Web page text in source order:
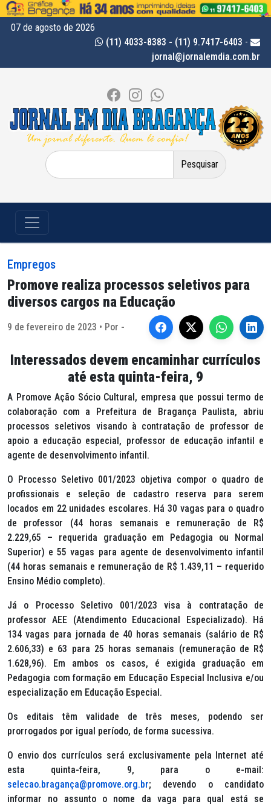
07 de agosto de 2026
(11) 4033-8383 - (11) 9.7417-6403 -
jornal@jornalemdia.com.br
Pesquisar
por:
Empregos
Promove realiza processos seletivos para
diversos cargos na Educação
9 de fevereiro de 2023 • Por -
Interessados devem encaminhar currículos
até esta quinta-feira, 9
A Promove Ação Sócio Cultural, empresa que possui termo de
colaboração com a Prefeitura de Bragança Paulista, abriu
processos seletivos visando à contratação de professor de
apoio a educação especial, professor de educação infantil e
agente de desenvolvimento infantil.
O Processo Seletivo 001/2023 objetiva compor o quadro de
profissionais e seleção de cadastro reserva para serem
locados em 22 unidades escolares. Há 30 vagas para o quadro
de professor (44 horas semanais e remuneração de R$
2.229,65 – requerida graduação em Pedagogia ou Normal
Superior) e 55 vagas para agente de desenvolvimento infantil
(44 horas semanais e remuneração de R$ 1.439,11 – requerido
Ensino Médio completo).
Já o Processo Seletivo 001/2023 visa à contratação de
professor AEE (Atendimento Educacional Especializado). Há
134 vagas para jornada de 40 horas semanais (salário de R$
2.606,33) e 63 para 25 horas semanais (remuneração de R$
1.628,96). Em ambos os casos, é exigida graduação em
Pedagogia com formação em Educação Especial Inclusiva e/ou
especialização em Educação Especial.
Os editais têm validade de três meses, podendo ser
prorrogados por igual período, de forma sucessiva.
O envio dos currículos será exclusivamente pela Internet até
esta quinta-feira, 9, para o e-mail:
selecao.bragança@promove.org.br; devendo o candidato
informar no assunto o nome da vaga para qual está se